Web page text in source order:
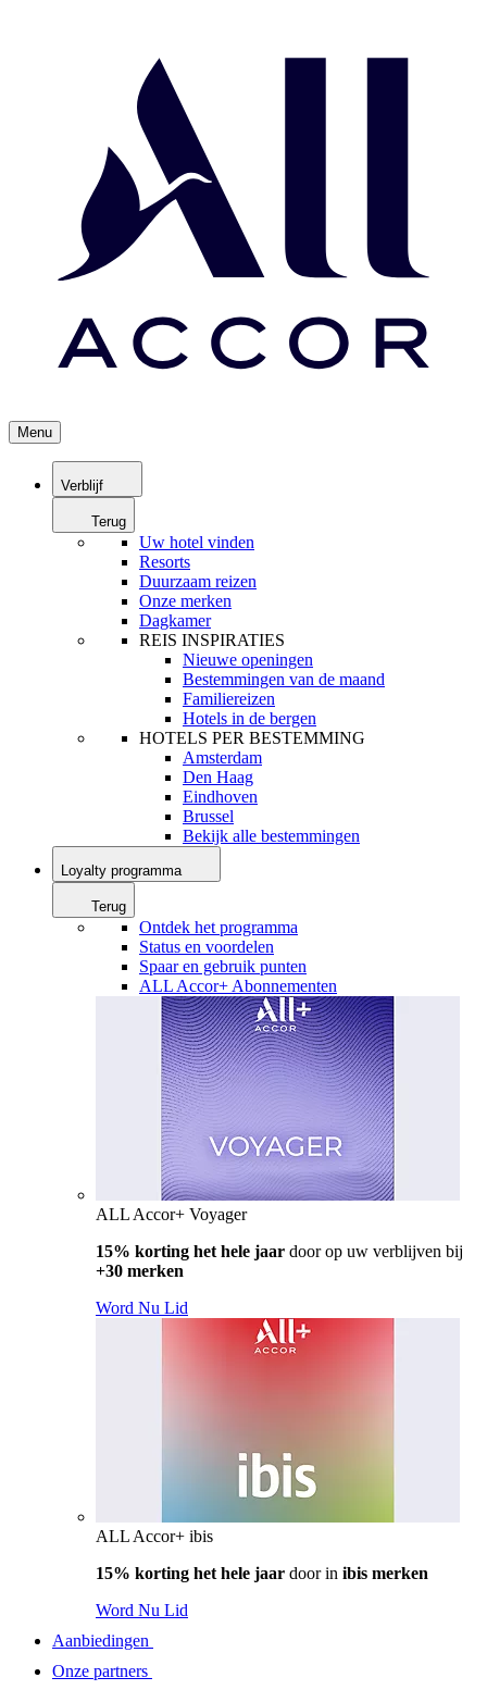
Menu
Verblijf
Terug
Uw hotel vinden
Resorts
Duurzaam reizen
Onze merken
Dagkamer
REIS INSPIRATIES
Nieuwe openingen
Bestemmingen van de maand
Familiereizen
Hotels in de bergen
HOTELS PER BESTEMMING
Amsterdam
Den Haag
Eindhoven
Brussel
Bekijk alle bestemmingen
Loyalty programma
Terug
Ontdek het programma
Status en voordelen
Spaar en gebruik punten
ALL Accor+ Abonnementen
ALL Accor+ Voyager
15% korting het hele jaar door op uw verblijven bij
+30 merken
Word Nu Lid
ALL Accor+ ibis
15% korting het hele jaar door in ibis merken
Word Nu Lid
Aanbiedingen
Onze partners